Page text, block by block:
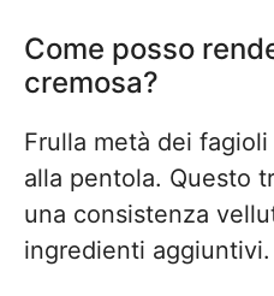
Come posso
cremosa?
Frulla metà dei
alla pentola. Questo
una consistenza
ingredienti aggiuntivi.